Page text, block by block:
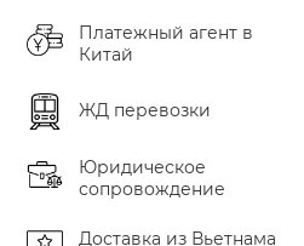
Платежный агент в
Китай
ЖД перевозки
Юридическое
сопровождение
Доставка из Вьетнама